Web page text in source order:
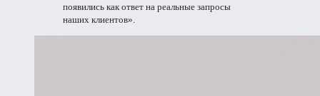
появились как ответ на реальные запросы
наших клиентов».